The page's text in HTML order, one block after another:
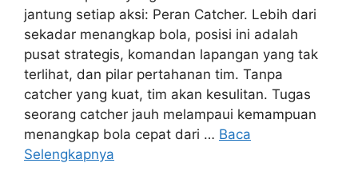
jantung setiap aksi: Peran Catcher. Lebih dari
sekadar menangkap bola, posisi ini adalah
pusat strategis, komandan lapangan yang tak
terlihat, dan pilar pertahanan tim. Tanpa
catcher yang kuat, tim akan kesulitan. Tugas
seorang catcher jauh melampaui kemampuan
menangkap bola cepat dari … Baca
Selengkapnya